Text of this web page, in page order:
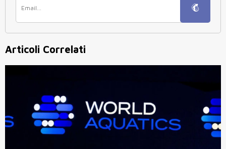
Articoli Correlati